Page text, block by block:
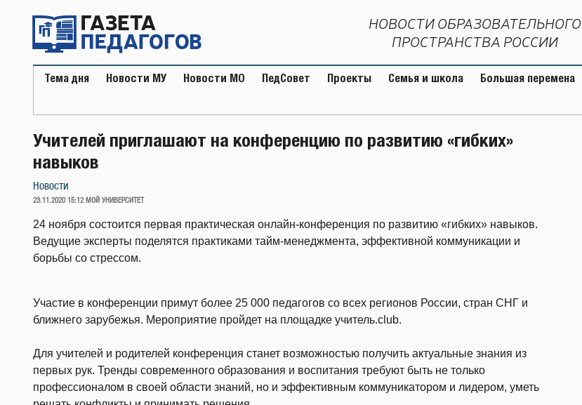
содержимому
НОВОСТИ ОБРАЗОВАТЕЛЬНОГО
ПРОСТРАНСТВА РОССИИ
Тема дня Новости МУ Новости МО ПедСовет Проекты Семья и школа Большая перемена
Учителей приглашают на конференцию по развитию «гибких»
навыков
Новости
ОПУБЛИКОВАНО
23.11.2020 15:12 МОЙ УНИВЕРСИТЕТ
24 ноября состоится первая практическая онлайн-конференция по развитию «гибких» навыков.
Ведущие эксперты поделятся практиками тайм-менеджмента, эффективной коммуникации и
борьбы со стрессом.
Участие в конференции примут более 25 000 педагогов со всех регионов России, стран СНГ и
ближнего зарубежья. Мероприятие пройдет на площадке учитель.club.
Для учителей и родителей конференция станет возможностью получить актуальные знания из
первых рук. Тренды современного образования и воспитания требуют быть не только
профессионалом в своей области знаний, но и эффективным коммуникатором и лидером, уметь